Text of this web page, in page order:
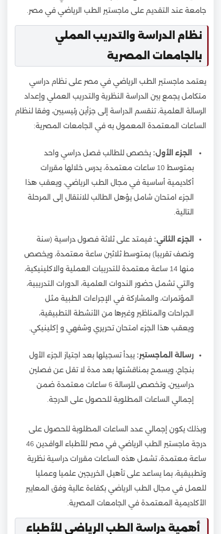
جامعة عند التقديم على ماجستير الطب الرياضي في مصر.
نظام الدراسة والتدريب العملي
بالجامعات المصرية
يعتمد ماجستير الطب الرياضي في مصر على نظام دراسي
متكامل يجمع بين الدراسة النظرية والتدريب العملي وإعداد
الرسالة العلمية، تنقسم الدراسة إلى جزأين رئيسيين، وفقا لنظام
الساعات المعتمدة المعمول به في الجامعات المصرية:
الجزء الأول: يخصص للطالب فصل دراسي واحد
بمتوسط 10 ساعات معتمدة، يدرس خلالها مقررات
أكاديمية أساسية في مجال الطب الرياضي، ويعقب هذا
الجزء امتحان شامل يؤهل الطالب للانتقال إلى المرحلة
التالية.
الجزء الثاني: فيمتد على ثلاثة فصول دراسية (سنة
ونصف تقريبا) بمتوسط ثلاثين ساعة معتمدة، ويخصص
منها 14 ساعة معتمدة للتدريبات العملية والاكلينيكية،
والتي تشمل حضور الندوات العلمية، الدورات التدريبية،
المؤتمرات، والمشاركة في الإجراءات الطبية مثل
الجراحات والمناظير وغيرها من الأنشطة التطبيقية،
ويعقب هذا الجزء امتحان تحريري وشفهي و إكلينيكي.
رسالة الماجستير: يبدأ تسجيلها بعد اجتياز الجزء الأول
بنجاح، ويسمح بمناقشتها بعد مدة لا تقل عن فصلين
دراسيين، وتخصص للرسالة 6 ساعات معتمدة ضمن
إجمالي الساعات المطلوبة للحصول على الدرجة.
وبذلك يكون إجمالي عدد الساعات المطلوبة للحصول على
درجة ماجستير الطب الرياضي في مصر للأطباء الوافدين 46
ساعة معتمدة، تشمل هذه الساعات مقررات دراسية نظرية
وتطبيقية، بما يساعد على تأهيل الخريجين علميا وعمليا
للعمل في مجال الطب الرياضي بكفاءة عالية وفق المعايير
الأكاديمية المعتمدة في الجامعات المصرية.
أهمية دراسة الطب الرياضي للأطباء